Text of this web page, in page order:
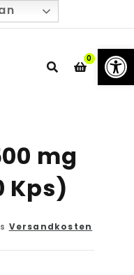
0
mg
Kps)
Versandkosten